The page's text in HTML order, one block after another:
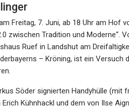
Freitag, 7. Juni, ab 18 Uhr am Hof
zwischen Tradition und Moderne“.
Ruef in Landshut am
– Kröning, ist ein Versuch
Söder signierten Handyhülle (mit
Kühnhackl und dem von Ilse